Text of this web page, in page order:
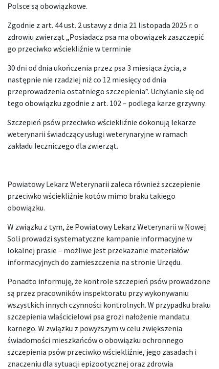
Polsce są obowiązkowe.
Zgodnie z art. 44 ust. 2 ustawy z dnia 21 listopada 2025 r. o
zdrowiu zwierząt „Posiadacz psa ma obowiązek zaszczepić
go przeciwko wściekliźnie w terminie
30 dni od dnia ukończenia przez psa 3 miesiąca życia, a
następnie nie rzadziej niż co 12 miesięcy od dnia
przeprowadzenia ostatniego szczepienia”. Uchylanie się od
tego obowiązku zgodnie z art. 102 – podlega karze grzywny.
Szczepień psów przeciwko wściekliźnie dokonują lekarze
weterynarii świadczący usługi weterynaryjne w ramach
zakładu leczniczego dla zwierząt.
Powiatowy Lekarz Weterynarii zaleca również szczepienie
przeciwko wściekliźnie kotów mimo braku takiego
obowiązku.
W związku z tym, że Powiatowy Lekarz Weterynarii w Nowej
Soli prowadzi systematyczne kampanie informacyjne w
lokalnej prasie – możliwe jest przekazanie materiałów
informacyjnych do zamieszczenia na stronie Urzędu.
Ponadto informuję, że kontrole szczepień psów prowadzone
są przez pracowników inspektoratu przy wykonywaniu
wszystkich innych czynności kontrolnych. W przypadku braku
szczepienia właścicielowi psa grozi nałożenie mandatu
karnego. W związku z powyższym w celu zwiększenia
świadomości mieszkańców o obowiązku ochronnego
szczepienia psów przeciwko wściekliźnie, jego zasadach i
znaczeniu dla sytuacji epizootycznej oraz zdrowia